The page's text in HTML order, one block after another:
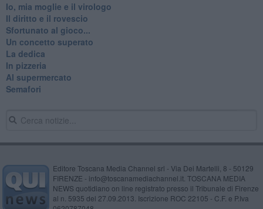
Io, mia moglie e il virologo
Il diritto e il rovescio
Sfortunato al gioco...
Un concetto superato
La dedica
In pizzeria
Al supermercato
Semafori
Editore Toscana Media Channel srl - Via Dei Martelli, 8 - 50129
FIRENZE - info@toscanamediachannel.it. TOSCANA MEDIA
NEWS quotidiano on line registrato presso il Tribunale di Firenze
al n. 5935 del 27.09.2013. Iscrizione ROC 22105 - C.F. e P.Iva